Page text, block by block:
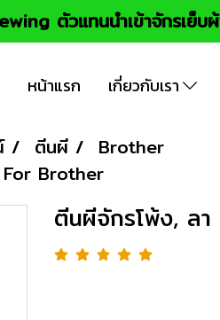
ตัวแทนนำเข้าจักรเย็
หน้าแรก เกี่ยวกับเรา
ตีนผี
Brother
For Brother
ตีนผีจักรโพ้ง, ล